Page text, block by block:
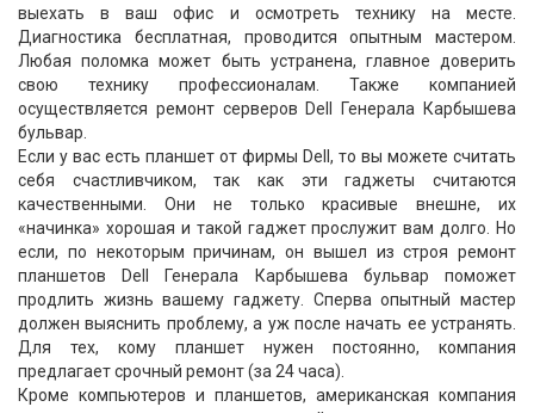
выехать в ваш офис и осмотреть технику на месте.
Диагностика бесплатная, проводится опытным мастером.
Любая поломка может быть устранена, главное доверить
свою технику профессионалам. Также компанией
осуществляется ремонт серверов Dell Генерала Карбышева
бульвар.
Если у вас есть планшет от фирмы Dell, то вы можете считать
себя счастливчиком, так как эти гаджеты считаются
качественными. Они не только красивые внешне, их
«начинка» хорошая и такой гаджет прослужит вам долго. Но
если, по некоторым причинам, он вышел из строя ремонт
планшетов Dell Генерала Карбышева бульвар поможет
продлить жизнь вашему гаджету. Сперва опытный мастер
должен выяснить проблему, а уж после начать ее устранять.
Для тех, кому планшет нужен постоянно, компания
предлагает срочный ремонт (за 24 часа).
Кроме компьютеров и планшетов, американская компания